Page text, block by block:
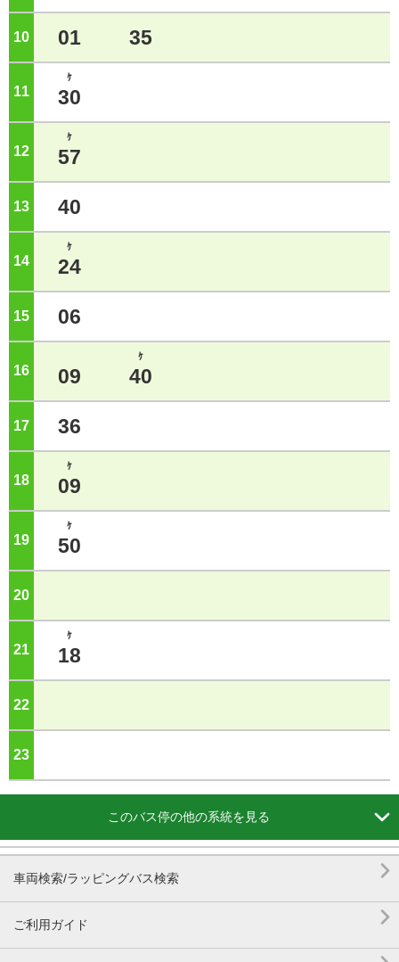
10 01 35
11
ｹ
30
12
ｹ
57
13 40
14
ｹ
24
15 06
16 09
ｹ
40
17 36
18
ｹ
09
19
ｹ
50
20
21
ｹ
18
22
23
このバス停の他の系統を見る 
車両検索/ラッピングバス検索 
ご利用ガイド
